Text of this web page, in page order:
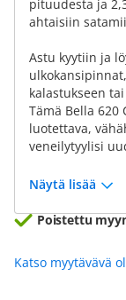
pituudesta ja
ahtaisiin
Astu kyytiin ja
kalastukseen
Tämä Bella
luotettava,
veneilytyylisi
Näytä lisää
Poistettu
Katso myytävävä